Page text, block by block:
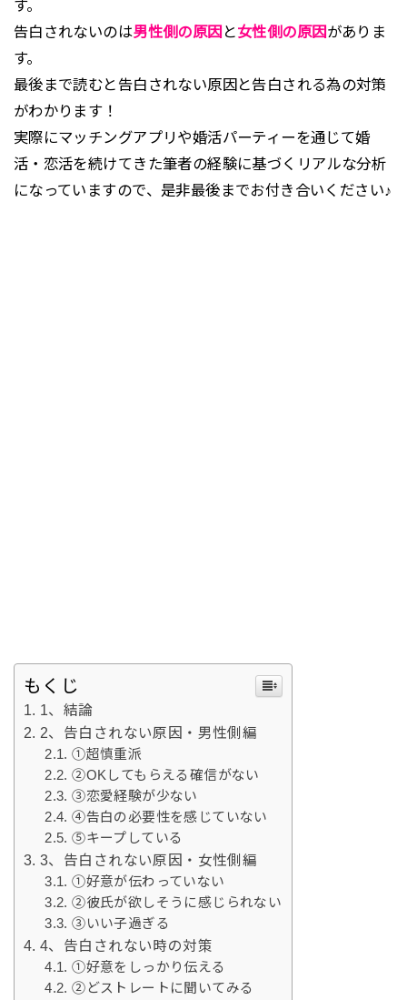
す。
告白されないのは男性側の原因 と女性側の原因 がありま
す。
最後まで読むと告白されない原因と告白される為の対策
がわかります！
実際にマッチングアプリや婚活パーティーを通じて婚
活・恋活を続けてきた筆者の経験に基づくリアルな分析
になっていますので、是非最後までお付き合いください♪
もくじ
1、結論
2、告白されない原因・男性側編
①超慎重派
②OKしてもらえる確信がない
③恋愛経験が少ない
④告白の必要性を感じていない
⑤キープしている
3、告白されない原因・女性側編
①好意が伝わっていない
②彼氏が欲しそうに感じられない
③いい子過ぎる
4、告白されない時の対策
①好意をしっかり伝える
②どストレートに聞いてみる